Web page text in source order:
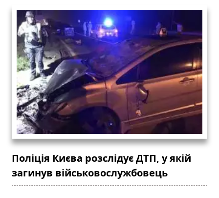
Поліція Києва розслідує ДТП, у якій
загинув військовослужбовець